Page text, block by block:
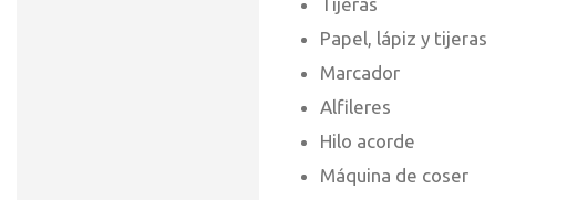
Papel, lápiz y tijeras
Marcador
Alfileres
Hilo acorde
Máquina de coser